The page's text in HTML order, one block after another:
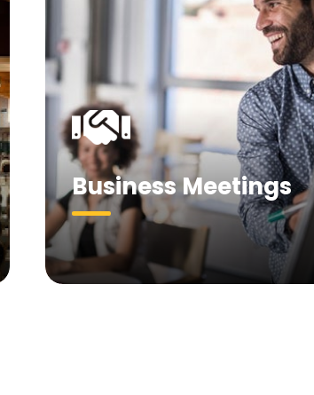
Business Meetings